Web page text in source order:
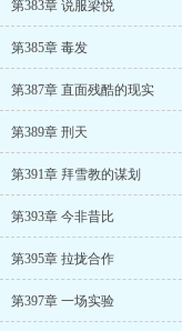
第383章 说服梁悦
第385章 毒发
第387章 直面残酷的现实
第389章 刑天
第391章 拜雪教的谋划
第393章 今非昔比
第395章 拉拢合作
第397章 一场实验